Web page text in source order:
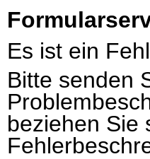
Es ist ein
Bitte senden
beziehen Sie